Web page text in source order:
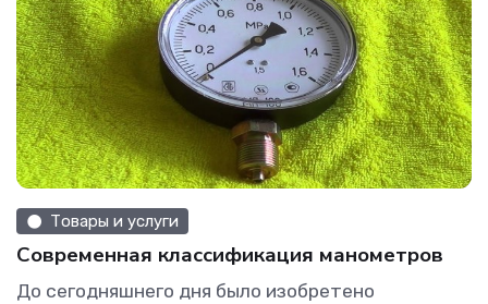
Товары и услуги
Современная классификация манометров
До сегодняшнего дня было изобретено